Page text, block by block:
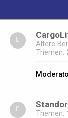
Ältere
Themen:
Themen: